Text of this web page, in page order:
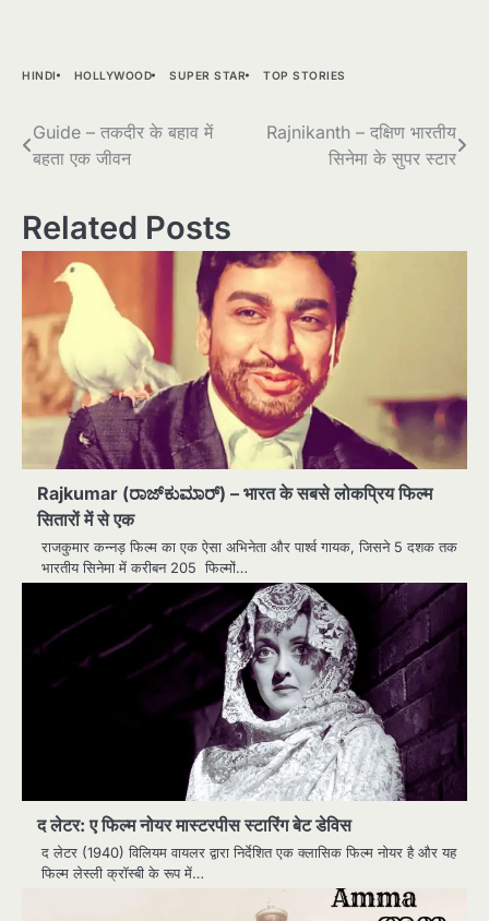
HINDI HOLLYWOOD SUPER STAR TOP STORIES
Post
navigation
Guide – तकदीर के बहाव में
बहता एक जीवन
Rajnikanth – दक्षिण भारतीय
सिनेमा के सुपर स्टार
Related Posts
Rajkumar (ರಾಜ್‌ಕುಮಾರ್) – भारत के सबसे लोकप्रिय फिल्म
सितारों में से एक
राजकुमार कन्नड़ फिल्म का एक ऐसा अभिनेता और पार्श्व गायक, जिसने 5 दशक तक
भारतीय सिनेमा में करीबन 205 फिल्मों…
द लेटर: ए फिल्म नोयर मास्टरपीस स्टारिंग बेट डेविस
द लेटर (1940) विलियम वायलर द्वारा निर्देशित एक क्लासिक फिल्म नोयर है और यह
फिल्म लेस्ली क्रॉस्बी के रूप में…